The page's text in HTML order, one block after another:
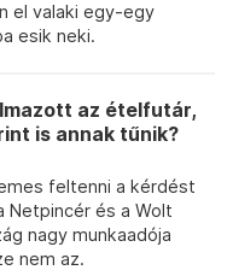
el valaki egy-egy
esik neki.
az ételfutár,
is annak tűnik?
feltenni a kérdést
Netpincér és a Wolt
nagy munkaadója
nem az.